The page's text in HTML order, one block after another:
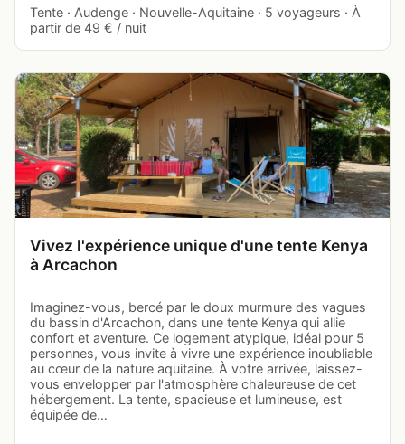
Tente · Audenge · Nouvelle-Aquitaine · 5 voyageurs · À
partir de 49 € / nuit
Vivez l'expérience unique d'une tente Kenya
à Arcachon
Imaginez-vous, bercé par le doux murmure des vagues
du bassin d'Arcachon, dans une tente Kenya qui allie
confort et aventure. Ce logement atypique, idéal pour 5
personnes, vous invite à vivre une expérience inoubliable
au cœur de la nature aquitaine. À votre arrivée, laissez-
vous envelopper par l'atmosphère chaleureuse de cet
hébergement. La tente, spacieuse et lumineuse, est
équipée de…